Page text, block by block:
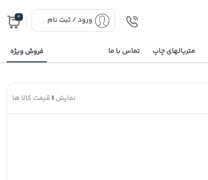
ورود / ثبت نام 0
متریالهای چاپ تماس با ما فروش ویژه
نمایش1 قیمت کالا ها